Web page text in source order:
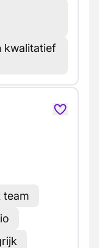
kwalitatief
team